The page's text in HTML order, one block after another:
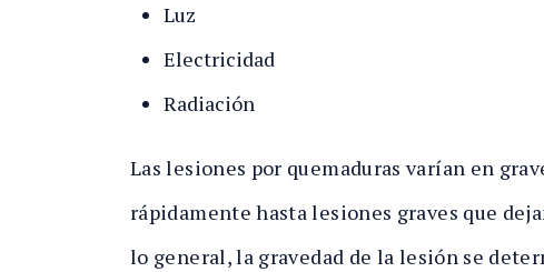
Luz
Electricidad
Radiación
Las lesiones por quemaduras varían en
rápidamente hasta lesiones graves que
lo general, la gravedad de la lesión se